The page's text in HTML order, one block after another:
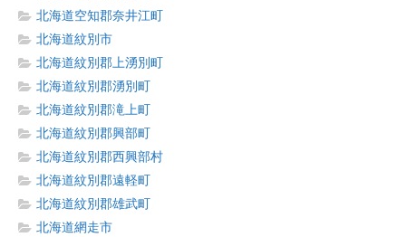
北海道空知郡奈井江町
北海道紋別市
北海道紋別郡上湧別町
北海道紋別郡湧別町
北海道紋別郡滝上町
北海道紋別郡興部町
北海道紋別郡西興部村
北海道紋別郡遠軽町
北海道紋別郡雄武町
北海道網走市